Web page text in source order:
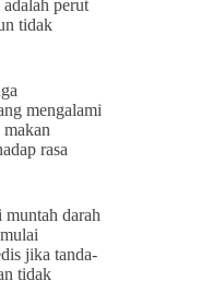
perut
tidak
mengalami
rasa
darah
jika tanda-
tidak